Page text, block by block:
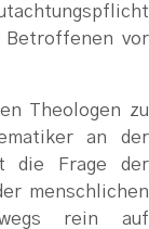
Betroffenen vor
Theologen zu
an der
die Frage der
menschlichen
rein auf